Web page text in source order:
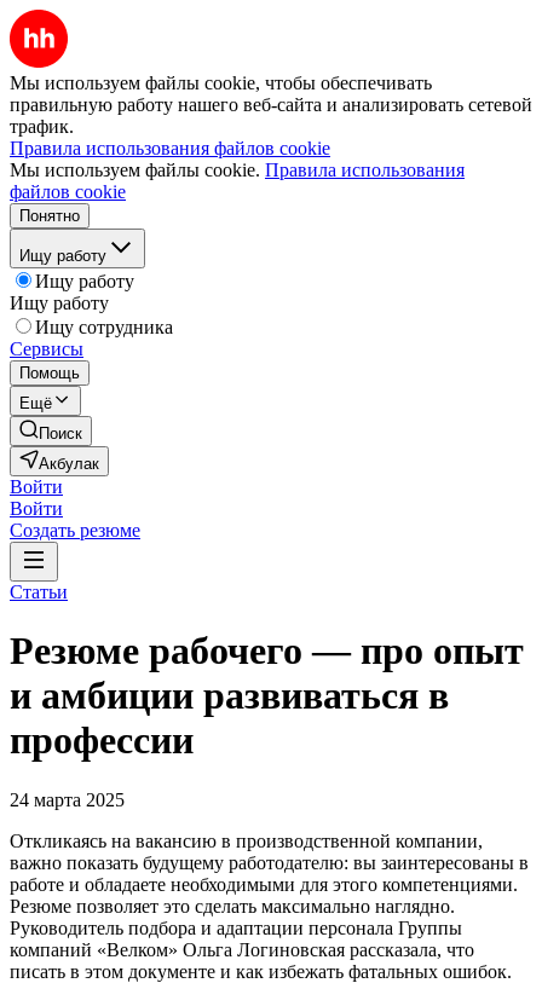
Мы используем файлы cookie, чтобы обеспечивать
правильную работу нашего веб-сайта и анализировать сетевой
трафик.
Правила использования файлов cookie
Мы используем файлы cookie. Правила использования
файлов cookie
Понятно
Ищу работу
Ищу работу
Ищу работу
Ищу сотрудника
Сервисы
Помощь
Ещё
Поиск
Акбулак
Войти
Войти
Создать резюме
Статьи
Резюме рабочего — про опыт
и амбиции развиваться в
профессии
24 марта 2025
Откликаясь на вакансию в производственной компании,
важно показать будущему работодателю: вы заинтересованы в
работе и обладаете необходимыми для этого компетенциями.
Резюме позволяет это сделать максимально наглядно.
Руководитель подбора и адаптации персонала Группы
компаний «Велком» Ольга Логиновская рассказала, что
писать в этом документе и как избежать фатальных ошибок.